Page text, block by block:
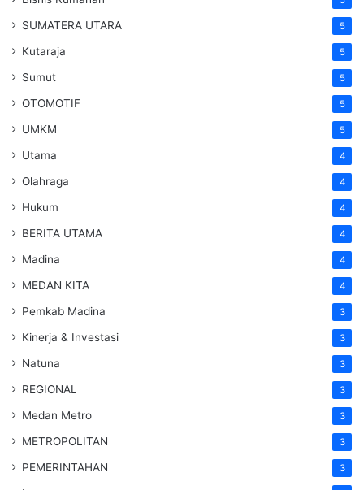
SUMATERA UTARA 5
Kutaraja 5
Sumut 5
OTOMOTIF 5
UMKM 5
Utama 4
Olahraga 4
Hukum 4
BERITA UTAMA 4
Madina 4
MEDAN KITA 4
Pemkab Madina 3
Kinerja & Investasi 3
Natuna 3
REGIONAL 3
Medan Metro 3
METROPOLITAN 3
PEMERINTAHAN 3